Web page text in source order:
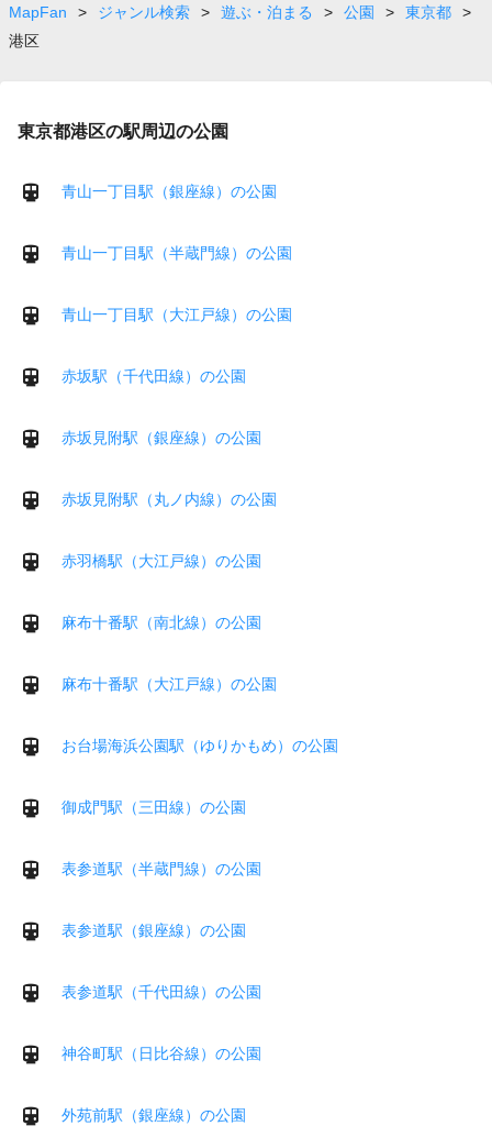
page
MapFan > ジャンル検索 > 遊ぶ・泊まる > 公園 > 東京都
>
港区
東京都港区の駅周辺の公園
青山一丁目駅（銀座線）の公園
青山一丁目駅（半蔵門線）の公園
青山一丁目駅（大江戸線）の公園
赤坂駅（千代田線）の公園
赤坂見附駅（銀座線）の公園
赤坂見附駅（丸ノ内線）の公園
赤羽橋駅（大江戸線）の公園
麻布十番駅（南北線）の公園
麻布十番駅（大江戸線）の公園
お台場海浜公園駅（ゆりかもめ）の公園
御成門駅（三田線）の公園
表参道駅（半蔵門線）の公園
表参道駅（銀座線）の公園
表参道駅（千代田線）の公園
神谷町駅（日比谷線）の公園
外苑前駅（銀座線）の公園